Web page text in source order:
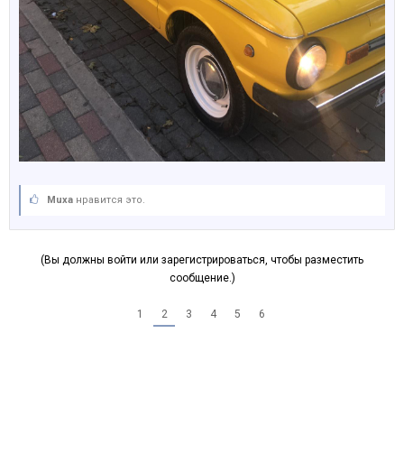
Muxa нравится это.
(Вы должны войти или зарегистрироваться, чтобы разместить
сообщение.)
1 2 3 4 5 6